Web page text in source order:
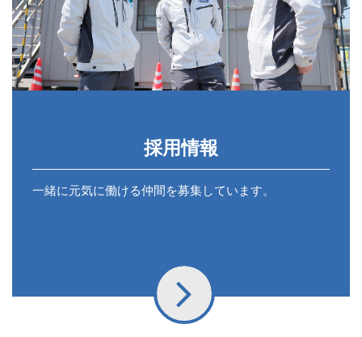
採用情報
一緒に元気に働ける仲間を募集しています。